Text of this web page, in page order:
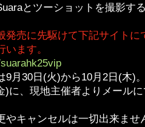
とツーショットを撮影す
発売に先駆けて下記サイトに
います。
月30日(火)から10月2日(木)
に、現地主催者よりメール
キャンセルは一切出来ませ